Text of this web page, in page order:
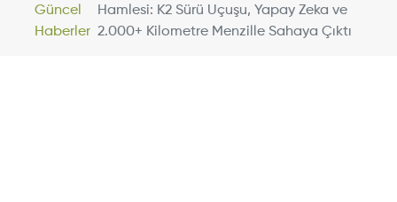
Güncel
Haberler
Hamlesi: K2 Sürü Uçuşu, Yapay Zeka ve
2.000+ Kilometre Menzille Sahaya Çıktı